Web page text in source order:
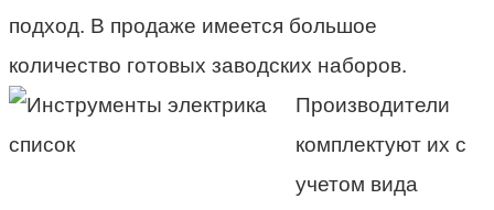
подход. В продаже имеется большое
количество готовых заводских наборов.
Производители
комплектуют их с
учетом вида